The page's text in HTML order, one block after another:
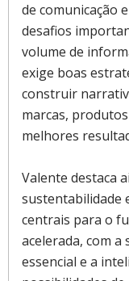
de comunicação
desafios
volume de
exige boas
construir
marcas,
melhores
Valente destaca
sustentabilidade
centrais para o
acelerada, com
essencial e a